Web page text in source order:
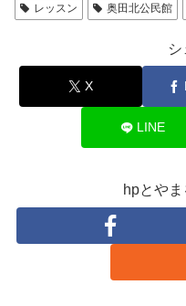
レッスン
奥田北公民館
シ
X
LINE
hpとや